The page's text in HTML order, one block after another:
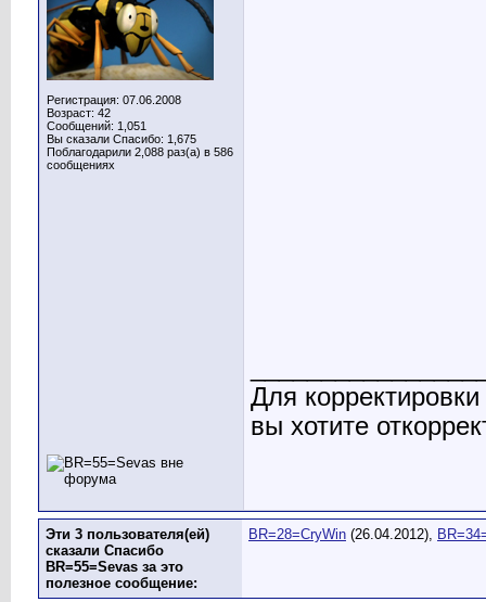
Регистрация: 07.06.2008
Возраст: 42
Сообщений: 1,051
Вы сказали Спасибо: 1,675
Поблагодарили 2,088 раз(а) в 586
сообщениях
Для
вы хотите
Эти 3 пользователя(ей)
сказали Спасибо
BR=55=Sevas за это
полезное сообщение:
BR=28=CryWin (26.04.2012),